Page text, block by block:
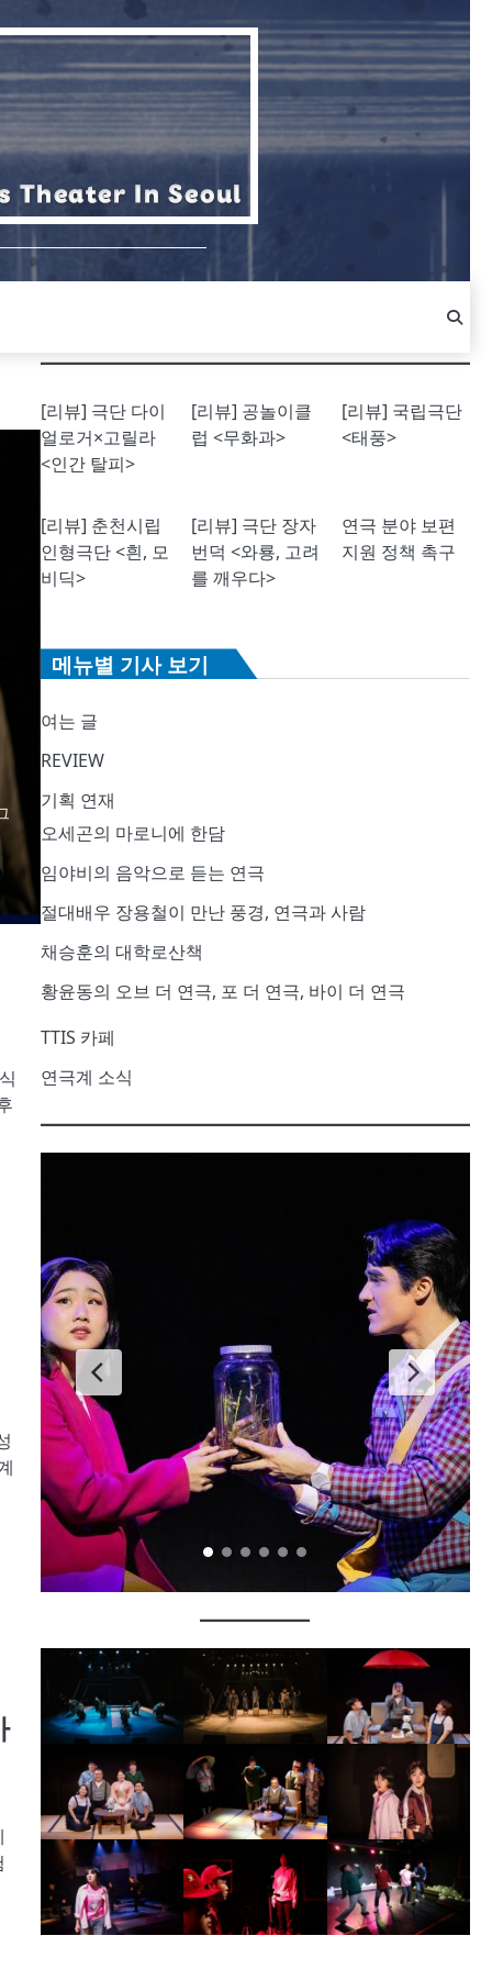
[리뷰] 극단 다이
얼로거×고릴라
<인간 탈피>
[리뷰] 공놀이클
럽 <무화과>
[리뷰] 국립극단
<태풍>
[리뷰] 춘천시립
인형극단 <흰, 모
비딕>
[리뷰] 극단 장자
번덕 <와룡, 고려
를 깨우다>
연극 분야 보편
지원 정책 촉구
메뉴별 기사 보기
여는 글
REVIEW
기획 연재
오세곤의 마로니에 한담
임야비의 음악으로 듣는 연극
절대배우 장용철이 만난 풍경, 연극과 사람
채승훈의 대학로산책
황윤동의 오브 더 연극, 포 더 연극, 바이 더 연극
TTIS 카페
연극계 소식